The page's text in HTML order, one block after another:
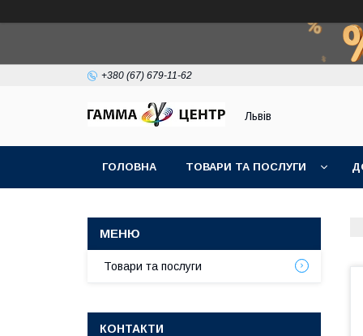
+380 (67) 679-11-62
Львів
ГОЛОВНА ТОВАРИ ТА ПОСЛУГИ
Товари та послуги
КОНТАКТИ